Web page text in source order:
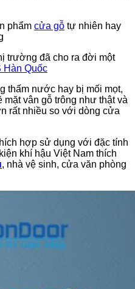
phẩm cửa gỗ tự nhiên hay
trường đã cho ra đời một
Hàn Quốc
thấm nước hay bị mối mọt,
vân gỗ trông như thật và
rất nhiều so với dòng cửa
hợp sử dụng với đặc tính
khí hậu Việt Nam thích
, nhà vệ sinh, cửa văn phòng